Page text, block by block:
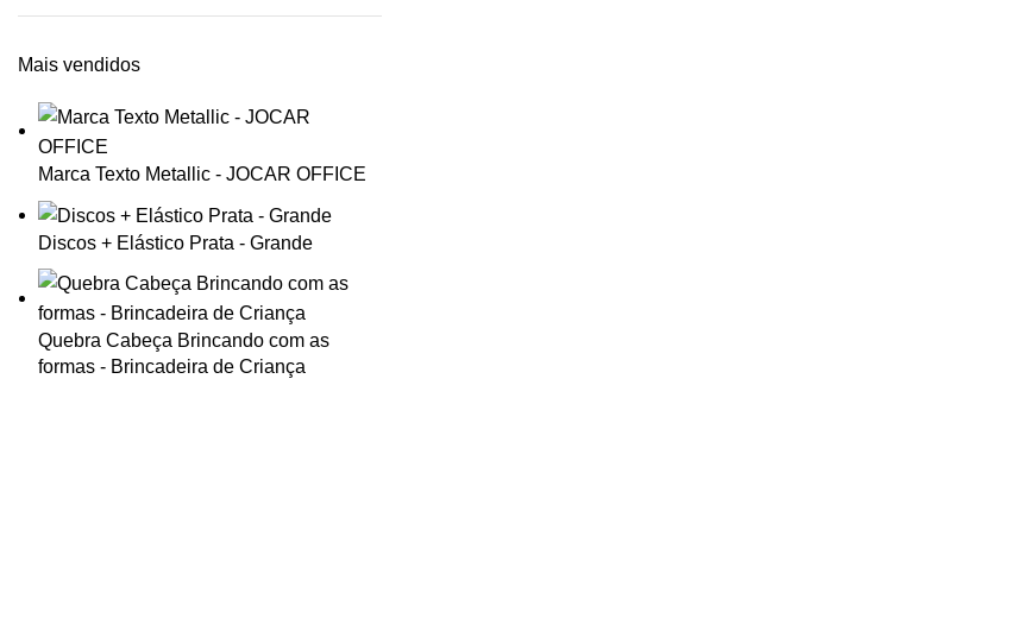
Mais vendidos
Marca Texto Metallic - JOCAR OFFICE
Discos + Elástico Prata - Grande
Quebra Cabeça Brincando com as
formas - Brincadeira de Criança